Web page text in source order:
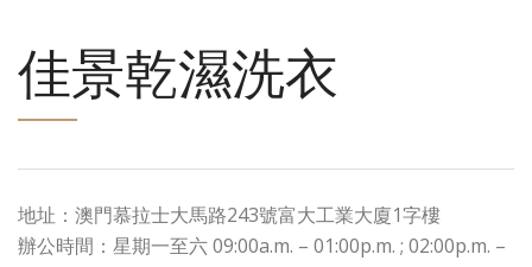
佳景乾濕洗衣
地址：澳門慕拉士大馬路243號富大工業大廈1字樓
辦公時間：星期一至六 09:00a.m. – 01:00p.m. ; 02:00p.m. –